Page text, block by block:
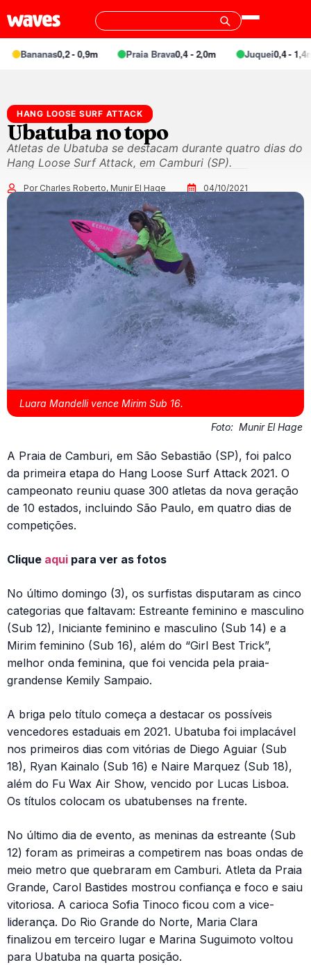
Bananas0,2 - 0,9m Praia Brava0,4 - 2,0m Juquei0,4 - 1,4m
HANG LOOSE SURF ATTACK
Ubatuba no topo
Atletas de Ubatuba se destacam durante quatro dias do
Hang Loose Surf Attack, em Camburi (SP).
Por Charles Roberto, Munir El Hage 04/10/2021
Luara Mandelli vence Mirim Sub 16.
Foto: Munir El Hage
A Praia de Camburi, em São Sebastião (SP), foi palco
da primeira etapa do Hang Loose Surf Attack 2021. O
campeonato reuniu quase 300 atletas da nova geração
de 10 estados, incluindo São Paulo, em quatro dias de
competições.
Clique aqui para ver as fotos
No último domingo (3), os surfistas disputaram as cinco
categorias que faltavam: Estreante feminino e masculino
(Sub 12), Iniciante feminino e masculino (Sub 14) e a
Mirim feminino (Sub 16), além do “Girl Best Trick”,
melhor onda feminina, que foi vencida pela praia-
grandense Kemily Sampaio.
A briga pelo título começa a destacar os possíveis
vencedores estaduais em 2021. Ubatuba foi implacável
nos primeiros dias com vitórias de Diego Aguiar (Sub
18), Ryan Kainalo (Sub 16) e Naire Marquez (Sub 18),
além do Fu Wax Air Show, vencido por Lucas Lisboa.
Os títulos colocam os ubatubenses na frente.
No último dia de evento, as meninas da estreante (Sub
12) foram as primeiras a competirem nas boas ondas de
meio metro que quebraram em Camburi. Atleta da Praia
Grande, Carol Bastides mostrou confiança e foco e saiu
vitoriosa. A carioca Sofia Tinoco ficou com a vice-
liderança. Do Rio Grande do Norte, Maria Clara
finalizou em terceiro lugar e Marina Suguimoto voltou
para Ubatuba na quarta posição.